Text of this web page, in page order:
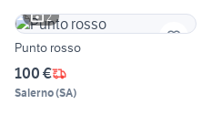
2
Punto rosso
100 €
Salerno(SA)